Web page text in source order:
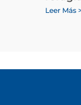
Leer Más